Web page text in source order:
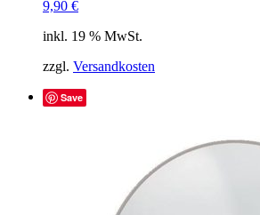
9,90 €
inkl. 19 % MwSt.
zzgl. Versandkosten
Save